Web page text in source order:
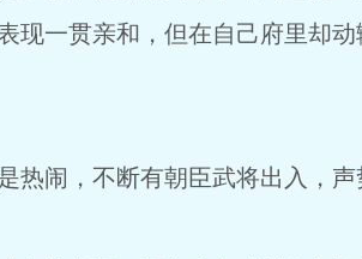
现一贯亲和，但在自己府里却
闹，不断有朝臣武将出入，声